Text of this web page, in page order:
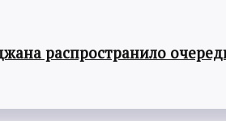
распространило